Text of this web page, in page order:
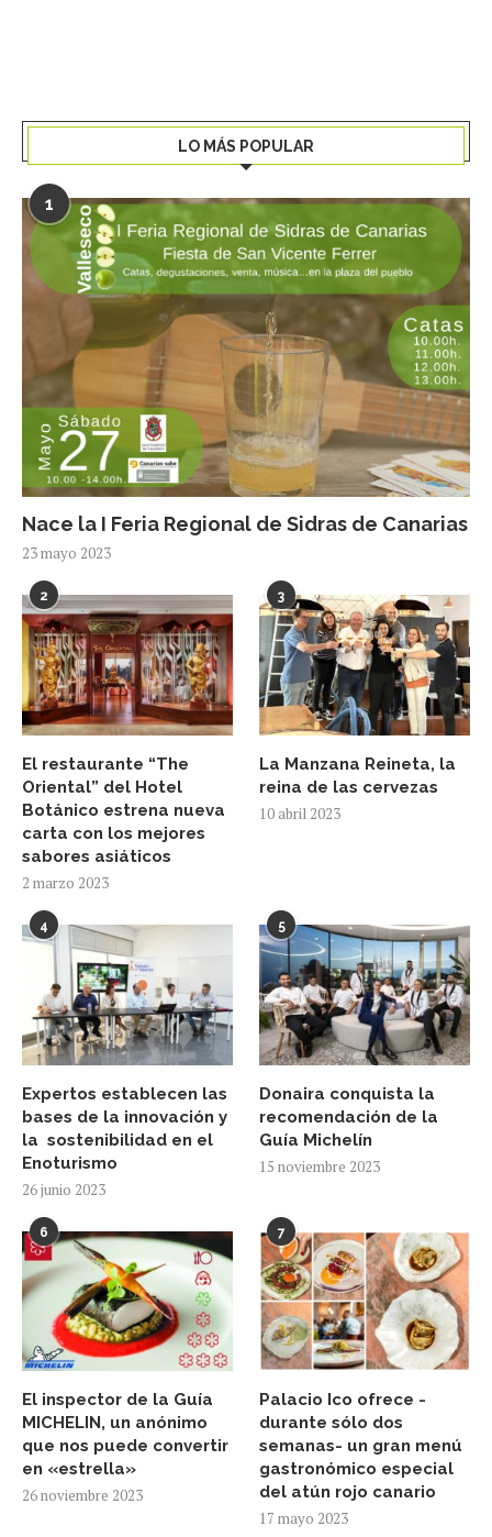
LO MÁS POPULAR
1
Nace la I Feria Regional de Sidras de Canarias
23 mayo 2023
2
El restaurante “The
Oriental” del Hotel
Botánico estrena nueva
carta con los mejores
sabores asiáticos
2 marzo 2023
3
La Manzana Reineta, la
reina de las cervezas
10 abril 2023
4
Expertos establecen las
bases de la innovación y
la sostenibilidad en el
Enoturismo
26 junio 2023
5
Donaira conquista la
recomendación de la
Guía Michelín
15 noviembre 2023
6
El inspector de la Guía
MICHELIN, un anónimo
que nos puede convertir
en «estrella»
26 noviembre 2023
7
Palacio Ico ofrece -
durante sólo dos
semanas- un gran menú
gastronómico especial
del atún rojo canario
17 mayo 2023